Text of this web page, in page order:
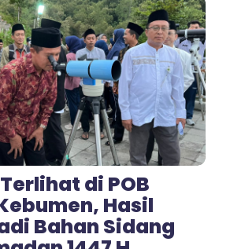
No Comments
di POB
Hasil
Bahan Sidang